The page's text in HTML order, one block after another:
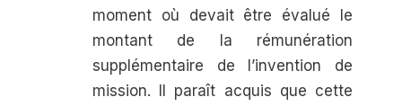
moment où devait être évalué le
montant de la rémunération
supplémentaire de l’invention de
mission. Il paraît acquis que cette